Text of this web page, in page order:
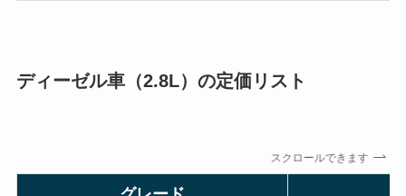
ディーゼル車（2.8L）の定価リスト
スクロールできます